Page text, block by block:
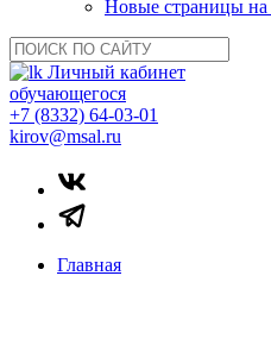
Новые страницы на
Личный кабинет
обучающегося
+7 (8332) 64-03-01
kirov@msal.ru
Главная